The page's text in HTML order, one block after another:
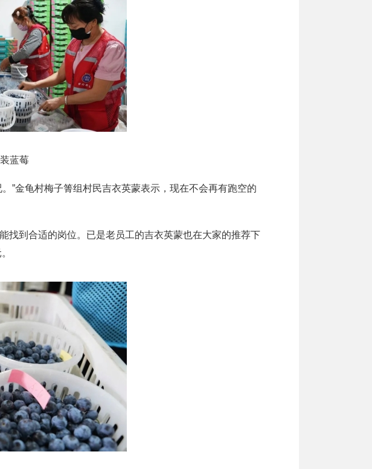
蓝莓
金龟村梅子箐组村民吉衣英蒙表示，现在不会再有跑空的
到合适的岗位。已是老员工的吉衣英蒙也在大家的推荐下